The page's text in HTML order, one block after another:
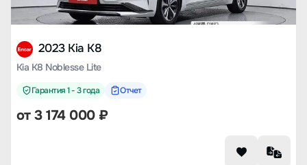
2023 Kia K8
Kia K8 Noblesse Lite
Гарантия 1 - 3 года Отчет
от3 174 000₽